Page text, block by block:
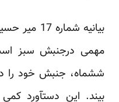
بیانیه
مهمی درجنبش سبز
ششماه، جنبش خود را
بیند. این دستآورد